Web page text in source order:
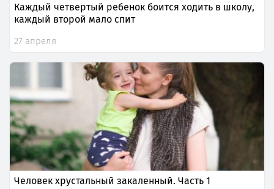
Каждый четвертый ребенок боится ходить в школу,
каждый второй мало спит
27 апреля
Человек хрустальный закаленный. Часть 1